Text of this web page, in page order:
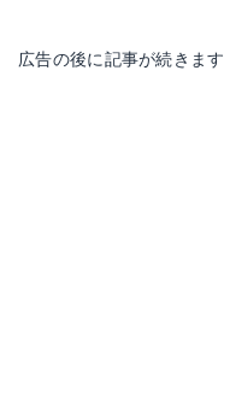
広告の後に記事が続きます